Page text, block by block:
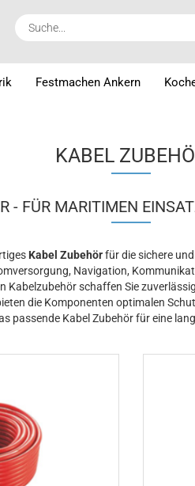
Festmachen Ankern
KABEL
- FÜR MARITIMEN
Kabel Zubehörfür die sichere
Navigation,
Kabelzubehör schaffen Sie
die Komponenten optimalen
passende Kabel Zubehör für eine